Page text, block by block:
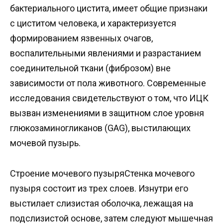
бактериального цистита, имеет общие признаки
с циститом человека, и характеризуется
формированием язвенных очагов,
воспалительными явлениями и разрастанием
соединительной ткани (фиброзом) вне
зависимости от пола животного. Современные
исследования свидетельствуют о том, что ИЦК
вызван изменениями в защитном слое уровня
глюкозаминогликанов (GAG), выстилающих
мочевой пузырь.
Строение мочевого пузыряСтенка мочевого
пузыря состоит из трех слоев. Изнутри его
выстилает слизистая оболочка, лежащая на
подслизистой основе, затем следуют мышечная